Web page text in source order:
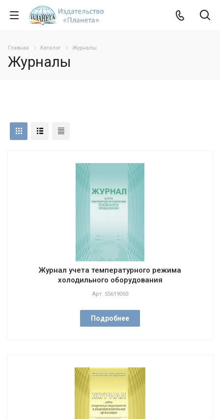
Главная Каталог Журналы
Журналы
Журнал учета температурного режима
холодильного оборудования
Арт. 55619050
Подробнее